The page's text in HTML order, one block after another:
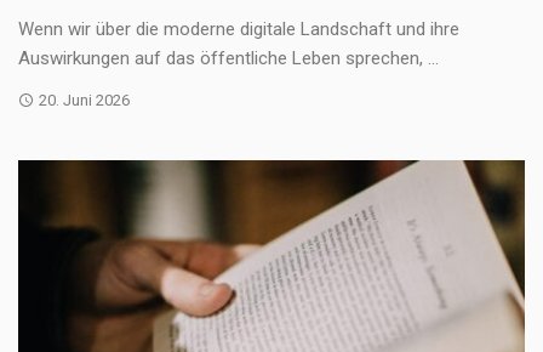
Wenn wir über die moderne digitale Landschaft und ihre
Auswirkungen auf das öffentliche Leben sprechen, ...
20. Juni 2026